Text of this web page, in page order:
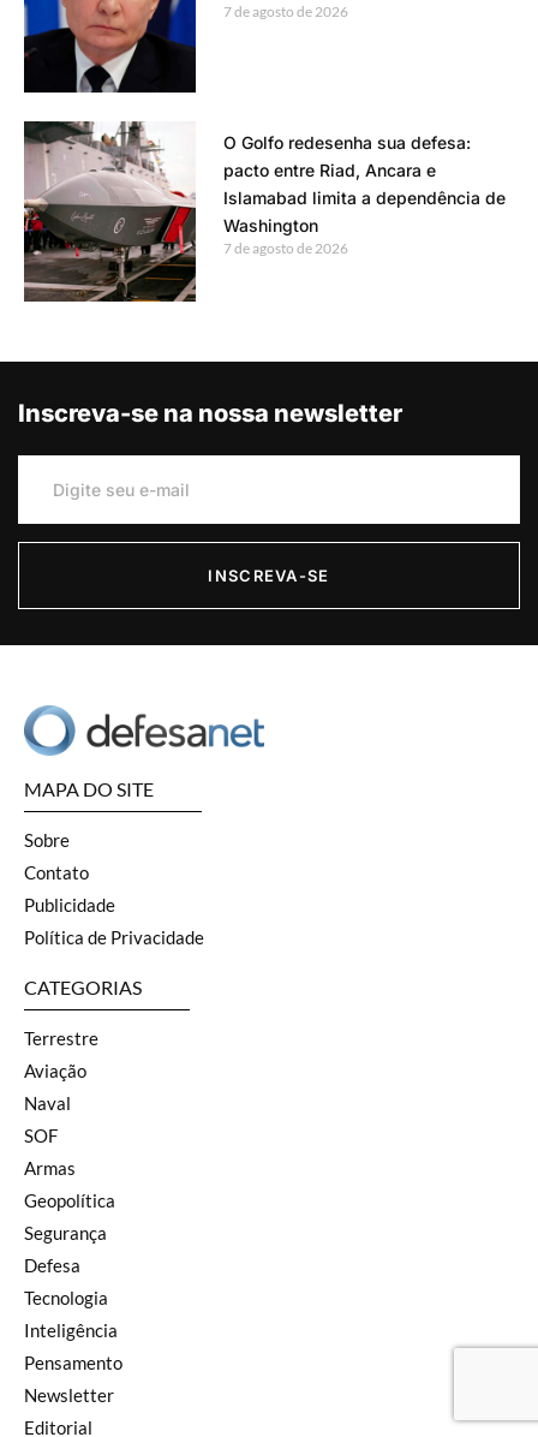
7 de agosto de 2026
O Golfo redesenha sua defesa:
pacto entre Riad, Ancara e
Islamabad limita a dependência de
Washington
7 de agosto de 2026
Inscreva-se na nossa newsletter
INSCREVA-SE
MAPA DO SITE
Sobre
Contato
Publicidade
Política de Privacidade
CATEGORIAS
Terrestre
Aviação
Naval
SOF
Armas
Geopolítica
Segurança
Defesa
Tecnologia
Inteligência
Pensamento
Newsletter
Editorial